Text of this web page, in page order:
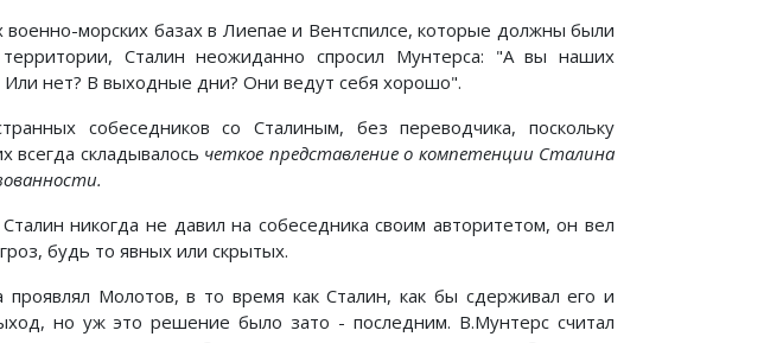
военно-морских базах в Лиепае и Вентспилсе, которые должны были
Сталин неожиданно спросил Мунтерса: "А вы наших
Или нет? В выходные дни? Они ведут себя хорошо".
собеседников со Сталиным, без переводчика, поскольку
всегда складывалось четкое представление о компетенции Сталина
никогда не давил на собеседника своим авторитетом, он вел
будь то явных или скрытых.
проявлял Молотов, в то время как Сталин, как бы сдерживал его и
но уж это решение было зато - последним. В.Мунтерс считал